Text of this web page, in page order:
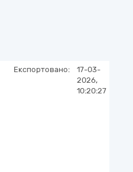
Експортовано:
17-03-
2026,
10:20:27